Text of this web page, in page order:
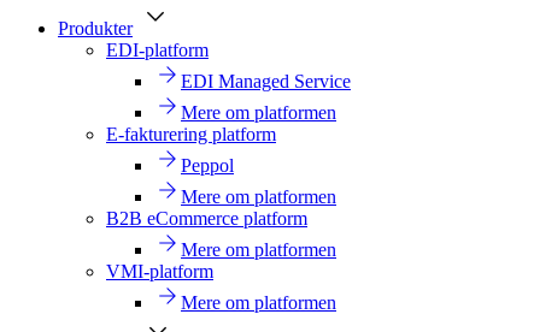
Produkter
EDI-platform
EDI Managed Service
Mere om platformen
E-fakturering platform
Peppol
Mere om platformen
B2B eCommerce platform
Mere om platformen
VMI-platform
Mere om platformen